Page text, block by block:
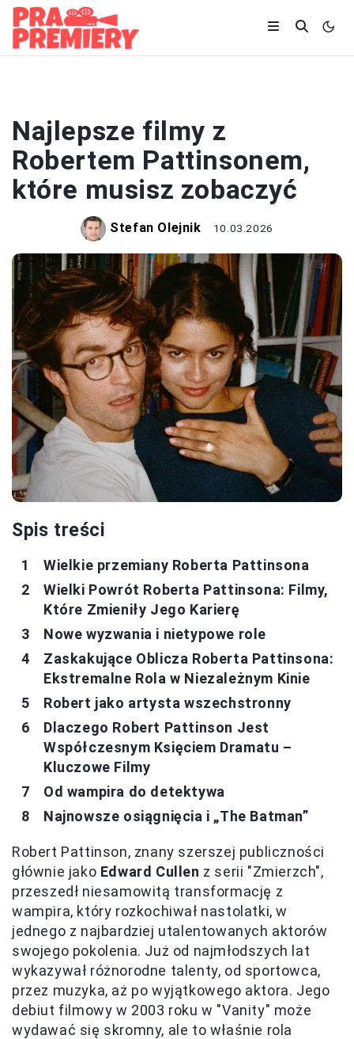
Najlepsze filmy z
Robertem Pattinsonem,
które musisz zobaczyć
Stefan Olejnik 10.03.2026
Spis treści
Wielkie przemiany Roberta Pattinsona
Wielki Powrót Roberta Pattinsona: Filmy,
Które Zmieniły Jego Karierę
Nowe wyzwania i nietypowe role
Zaskakujące Oblicza Roberta Pattinsona:
Ekstremalne Rola w Niezależnym Kinie
Robert jako artysta wszechstronny
Dlaczego Robert Pattinson Jest
Współczesnym Księciem Dramatu –
Kluczowe Filmy
Od wampira do detektywa
Najnowsze osiągnięcia i „The Batman”
Robert Pattinson, znany szerszej publiczności
głównie jako Edward Cullen z serii "Zmierzch",
przeszedł niesamowitą transformację z
wampira, który rozkochiwał nastolatki, w
jednego z najbardziej utalentowanych aktorów
swojego pokolenia. Już od najmłodszych lat
wykazywał różnorodne talenty, od sportowca,
przez muzyka, aż po wyjątkowego aktora. Jego
debiut filmowy w 2003 roku w "Vanity" może
wydawać się skromny, ale to właśnie rola